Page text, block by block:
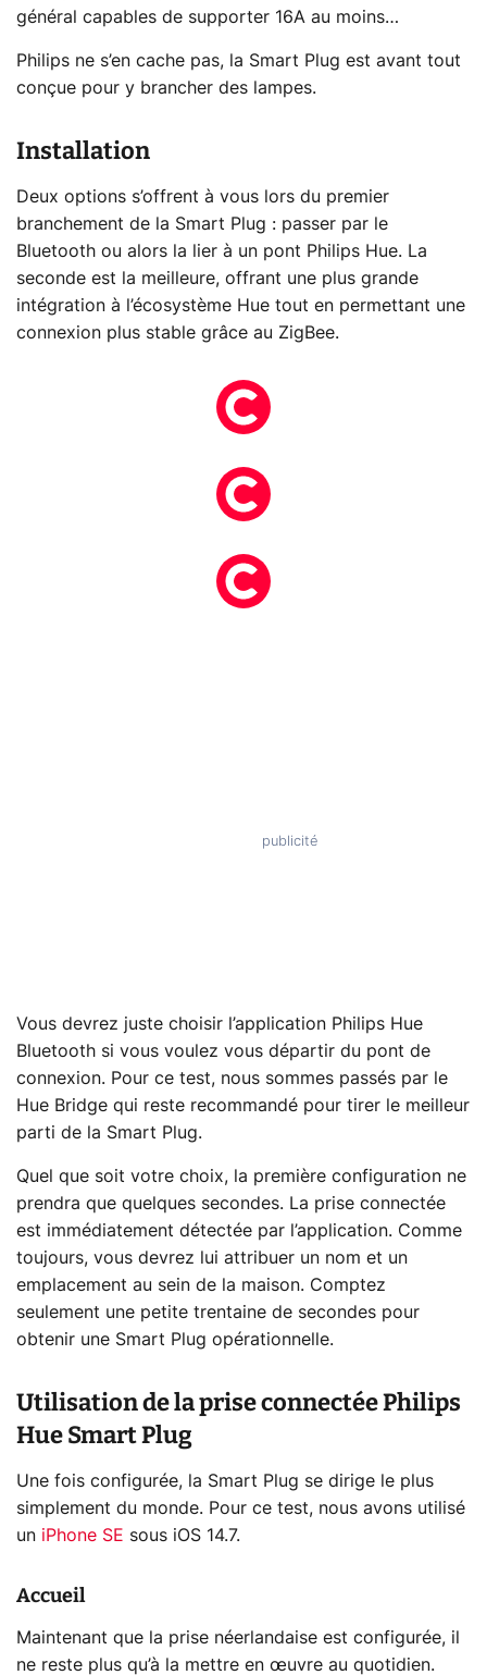
général capables de supporter 16A au moins…
Philips ne s’en cache pas, la Smart Plug est avant tout
conçue pour y brancher des lampes.
Installation
Deux options s’offrent à vous lors du premier
branchement de la Smart Plug : passer par le
Bluetooth ou alors la lier à un pont Philips Hue. La
seconde est la meilleure, offrant une plus grande
intégration à l’écosystème Hue tout en permettant une
connexion plus stable grâce au ZigBee.
Vous devrez juste choisir l’application Philips Hue
Bluetooth si vous voulez vous départir du pont de
connexion. Pour ce test, nous sommes passés par le
Hue Bridge qui reste recommandé pour tirer le meilleur
parti de la Smart Plug.
Quel que soit votre choix, la première configuration ne
prendra que quelques secondes. La prise connectée
est immédiatement détectée par l’application. Comme
toujours, vous devrez lui attribuer un nom et un
emplacement au sein de la maison. Comptez
seulement une petite trentaine de secondes pour
obtenir une Smart Plug opérationnelle.
Utilisation de la prise connectée Philips
Hue Smart Plug
Une fois configurée, la Smart Plug se dirige le plus
simplement du monde. Pour ce test, nous avons utilisé
un iPhone SE sous iOS 14.7.
Accueil
Maintenant que la prise néerlandaise est configurée, il
ne reste plus qu’à la mettre en œuvre au quotidien.